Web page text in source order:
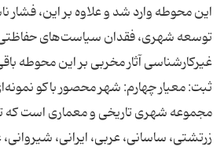
این محوطه وارد شد و علاوه بر این، فشار
توسعه شهری، فقدان سیاست‌های
غیركارشناسی آثار مخربی بر این محوطه
ثبت: معیار چهارم: شهر محصور باكو
مجموعه شهری تاریخی و معماری است كه
زرتشتی، ساسانی، عربی، ایرانی،